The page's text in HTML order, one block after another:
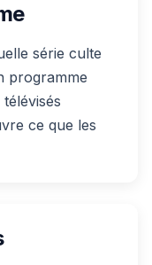
série culte
programme
ce que les